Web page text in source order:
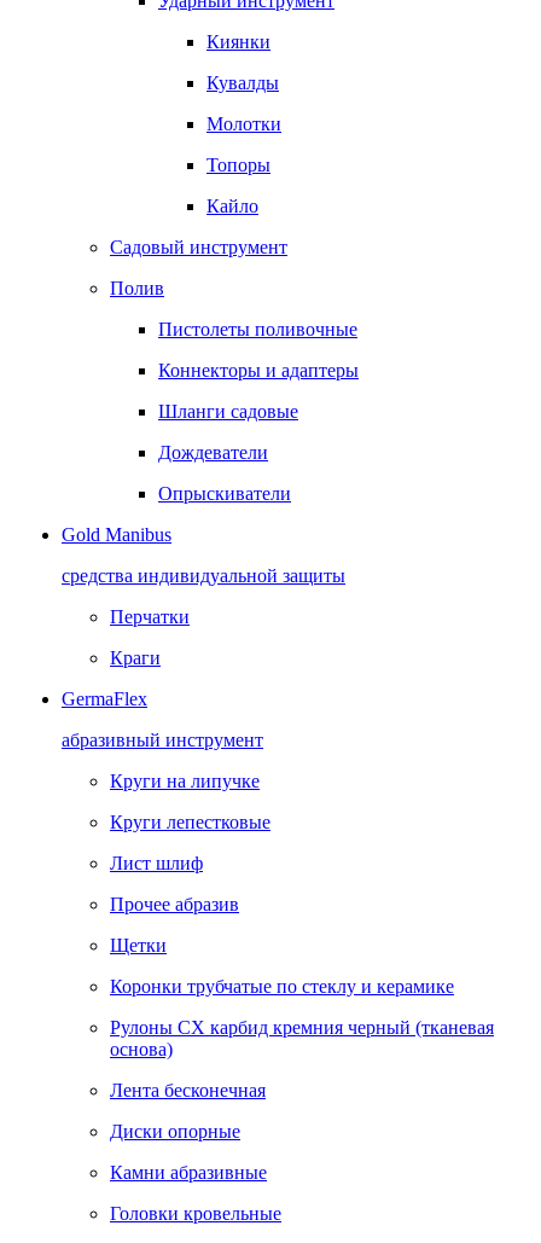
Киянки
Кувалды
Молотки
Топоры
Кайло
Садовый инструмент
Полив
Пистолеты поливочные
Коннекторы и адаптеры
Шланги садовые
Дождеватели
Опрыскиватели
Gold Manibus
средства индивидуальной защиты
Перчатки
Краги
GermaFlex
абразивный инструмент
Круги на липучке
Круги лепестковые
Лист шлиф
Прочее абразив
Щетки
Коронки трубчатые по стеклу и керамике
Рулоны CX карбид кремния черный (тканевая
основа)
Лента бесконечная
Диски опорные
Камни абразивные
Головки кровельные